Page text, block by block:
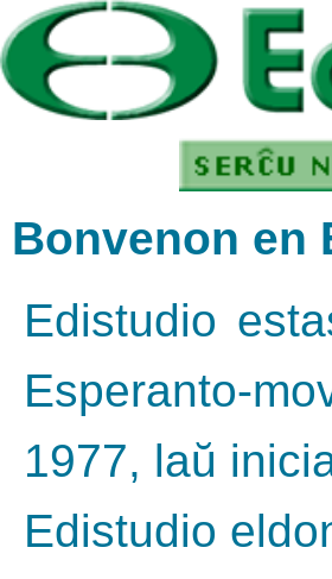
Bonvenon en
Edistudio
Esperanto-
1977, laŭ
Edistudio